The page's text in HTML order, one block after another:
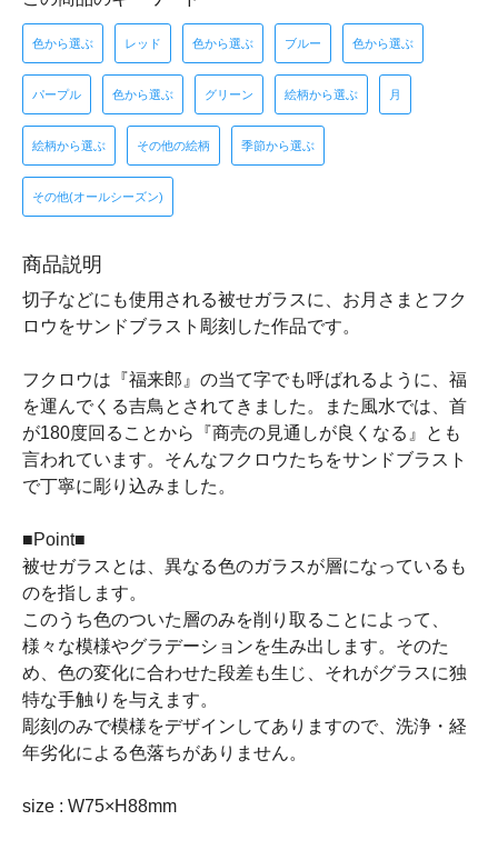
色から選ぶ レッド 色から選ぶ ブルー 色から選ぶ
パープル 色から選ぶ グリーン 絵柄から選ぶ 月
絵柄から選ぶ その他の絵柄 季節から選ぶ
その他(オールシーズン)
商品説明
切子などにも使用される被せガラスに、お月さまとフク
ロウをサンドブラスト彫刻した作品です。
フクロウは『福来郎』の当て字でも呼ばれるように、福
を運んでくる吉鳥とされてきました。また風水では、首
が180度回ることから『商売の見通しが良くなる』とも
言われています。そんなフクロウたちをサンドブラスト
で丁寧に彫り込みました。
■Point■
被せガラスとは、異なる色のガラスが層になっているも
のを指します。
このうち色のついた層のみを削り取ることによって、
様々な模様やグラデーションを生み出します。そのた
め、色の変化に合わせた段差も生じ、それがグラスに独
特な手触りを与えます。
彫刻のみで模様をデザインしてありますので、洗浄・経
年劣化による色落ちがありません。
size : W75×H88mm